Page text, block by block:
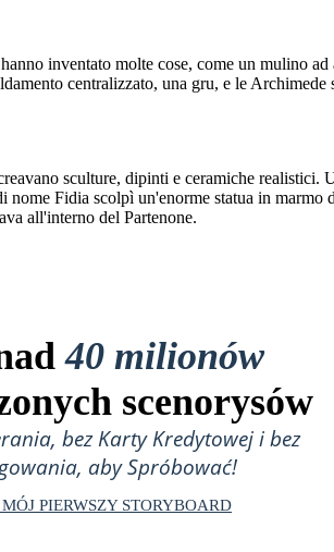
inventato molte cose, come un mulino ad
centralizzato, una gru, e le Archimede
sculture, dipinti e ceramiche realistici.
nome Fidia scolpì un'enorme statua in marmo
all'interno del Partenone.
40 milionów
scenorysów
bez Karty Kredytowej i bez
aby Spróbować!
PIERWSZY STORYBOARD